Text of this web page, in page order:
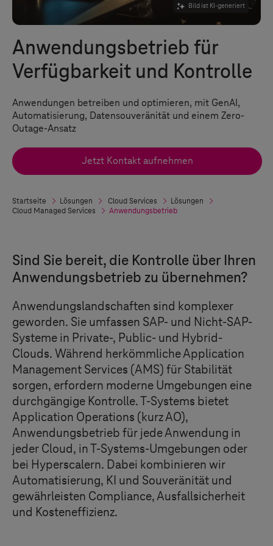
Bild ist KI-generiert
Anwendungsbetrieb für
Verfügbarkeit und Kontrolle
Anwendungen betreiben und optimieren, mit GenAI,
Automatisierung, Datensouveränität und einem Zero-
Outage-Ansatz
Jetzt Kontakt aufnehmen
Startseite Lösungen Cloud Services
Lösungen
Cloud Managed Services
Anwendungsbetrieb
Sind Sie bereit, die Kontrolle über Ihren
Anwendungsbetrieb zu übernehmen?
Anwendungslandschaften sind komplexer
geworden. Sie umfassen SAP- und Nicht-SAP-
Systeme in Private-, Public- und Hybrid-
Clouds. Während herkömmliche Application
Management Services (AMS) für Stabilität
sorgen, erfordern moderne Umgebungen eine
durchgängige Kontrolle.T-Systems bietet
Application Operations (kurz AO),
Anwendungsbetrieb für jede Anwendung in
jeder Cloud, inT-Systems-Umgebungen oder
bei Hyperscalern. Dabei kombinieren wir
Automatisierung, KI und Souveränität und
gewährleisten Compliance, Ausfallsicherheit
und Kosteneffizienz.